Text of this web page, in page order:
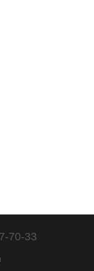
70-33